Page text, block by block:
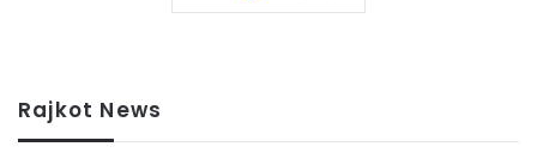
Rajkot News